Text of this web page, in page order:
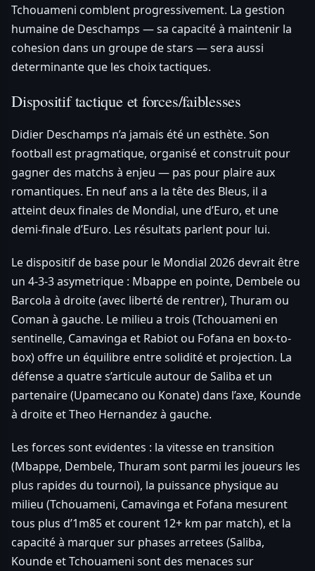
Tchouameni comblent progressivement. La gestion
humaine de Deschamps — sa capacité à maintenir la
cohesion dans un groupe de stars — sera aussi
determinante que les choix tactiques.
Dispositif tactique et forces/faiblesses
Didier Deschamps n’a jamais été un esthète. Son
football est pragmatique, organisé et construit pour
gagner des matchs à enjeu — pas pour plaire aux
romantiques. En neuf ans a la tête des Bleus, il a
atteint deux finales de Mondial, une d’Euro, et une
demi-finale d’Euro. Les résultats parlent pour lui.
Le dispositif de base pour le Mondial 2026 devrait être
un 4-3-3 asymetrique : Mbappe en pointe, Dembele ou
Barcola à droite (avec liberté de rentrer), Thuram ou
Coman à gauche. Le milieu a trois (Tchouameni en
sentinelle, Camavinga et Rabiot ou Fofana en box-to-
box) offre un équilibre entre solidité et projection. La
défense a quatre s’articule autour de Saliba et un
partenaire (Upamecano ou Konate) dans l’axe, Kounde
à droite et Theo Hernandez à gauche.
Les forces sont evidentes : la vitesse en transition
(Mbappe, Dembele, Thuram sont parmi les joueurs les
plus rapides du tournoi), la puissance physique au
milieu (Tchouameni, Camavinga et Fofana mesurent
tous plus d’1m85 et courent 12+ km par match), et la
capacité à marquer sur phases arretees (Saliba,
Kounde et Tchouameni sont des menaces sur